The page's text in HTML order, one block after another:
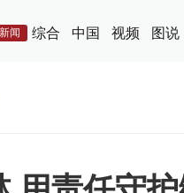
闻 综合 中国 视频 图说